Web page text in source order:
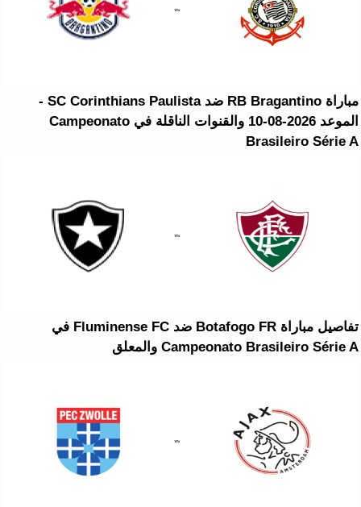
مباراة RB Bragantino ضد SC Corinthians Paulista -
الموعد 2026-08-10 والقنوات الناقلة في Campeonato
Brasileiro Série A
تفاصيل مباراة Botafogo FR ضد Fluminense FC في
Campeonato Brasileiro Série A والمعلق